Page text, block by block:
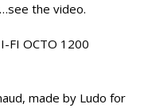
the video.
FI OCTO 1200
made by Ludo for